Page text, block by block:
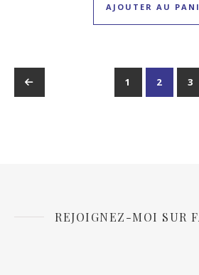
AJOUTER AU
1 2 3
REJOIGNEZ-MOI SUR